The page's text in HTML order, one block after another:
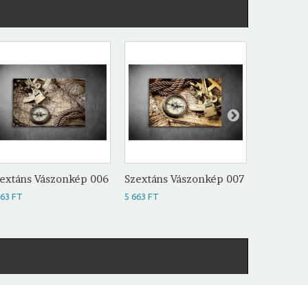
Vászonkép 006
FT
Szextáns Vászonkép 007
5 663 FT